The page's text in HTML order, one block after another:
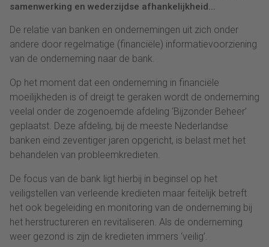
samenwerking en wederzijdse afhankelijkheid...
De relatie van banken en ondernemingen uit zich onder
andere door regelmatige (financiële) informatievoorziening
van de onderneming naar de bank.
Op het moment dat een onderneming in financiële
moeilijkheden is of dreigt te geraken wordt de onderneming
veelal onder de zogenoemde afdeling ‘Bijzonder Beheer’
geplaatst. Deze afdeling, bij de meeste Nederlandse
banken eind zeventiger jaren opgericht, is belast met het
behandelen van probleemkredieten.
De focus van de bank ligt hierbij in beginsel op het
veiligstellen van verleende kredieten maar feitelijk betreft
het ook begeleiding en monitoring van de onderneming bij
het herstructureren en revitaliseren. Als de onderneming
weer gezond is zijn de kredieten immers ‘veilig’.